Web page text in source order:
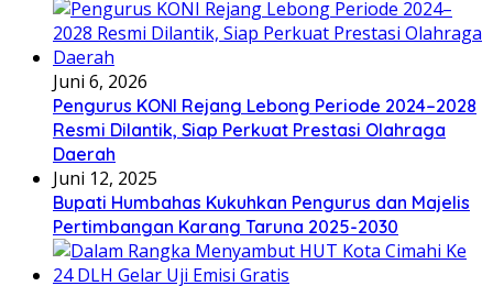
Juni 6, 2026
Pengurus KONI Rejang Lebong Periode 2024–2028
Resmi Dilantik, Siap Perkuat Prestasi Olahraga
Daerah
Juni 12, 2025
Bupati Humbahas Kukuhkan Pengurus dan Majelis
Pertimbangan Karang Taruna 2025-2030